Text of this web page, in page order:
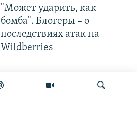
"Может ударить, как
бомба". Блогеры – о
последствиях атак на
Wildberries